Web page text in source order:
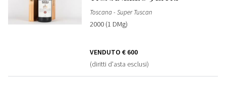
Toscana - Super Tuscan
2000 (1 DMg)
VENDUTO € 600
(diritti d'asta esclusi)